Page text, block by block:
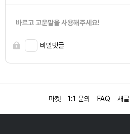
바르고 고운말을 사용해주세요!
비밀댓글
마켓 1:1 문의 FAQ 새글